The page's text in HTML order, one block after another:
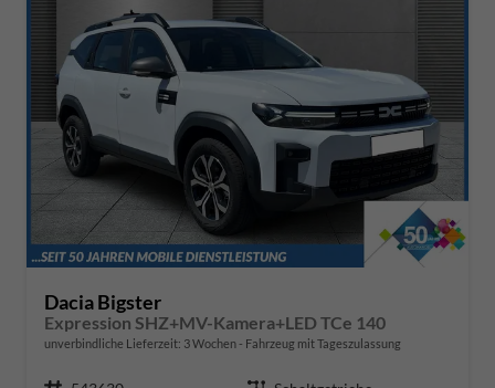
Dacia Bigster
Expression SHZ+MV-Kamera+LED TCe 140
unverbindliche Lieferzeit: 3 Wochen Fahrzeug mit Tageszulassung